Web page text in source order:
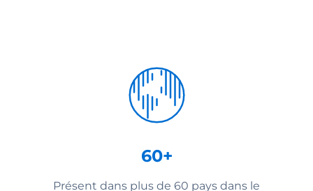
60+
Présent dans plus de 60 pays dans le